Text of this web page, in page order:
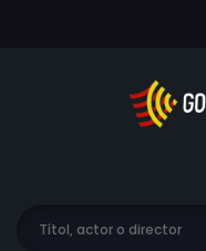
tots són sospitosos
l'Esther torna dels
l'estrany parent